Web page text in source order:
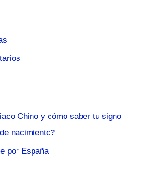
Chino y cómo saber tu signo
nacimiento?
por España